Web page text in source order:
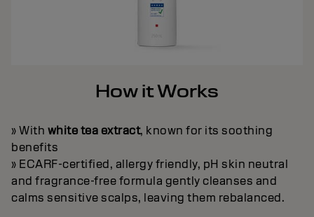
How it Works
» With white tea extract, known for its soothing
benefits
» ECARF-certified, allergy friendly, pH skin neutral
and fragrance-free formula gently cleanses and
calms sensitive scalps, leaving them rebalanced.